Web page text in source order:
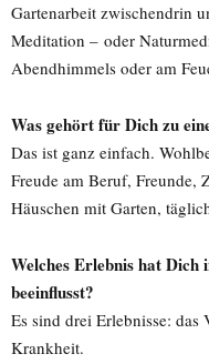
Gartenarbeit zwischendrin
Meditation – oder
Abendhimmels oder am
Was gehört für Dich zu
Das ist ganz einfach.
Freude am Beruf, Freunde,
Häuschen mit Garten,
Welches Erlebnis hat Dich
beeinflusst?
Es sind drei Erlebnisse: das
Krankheit.